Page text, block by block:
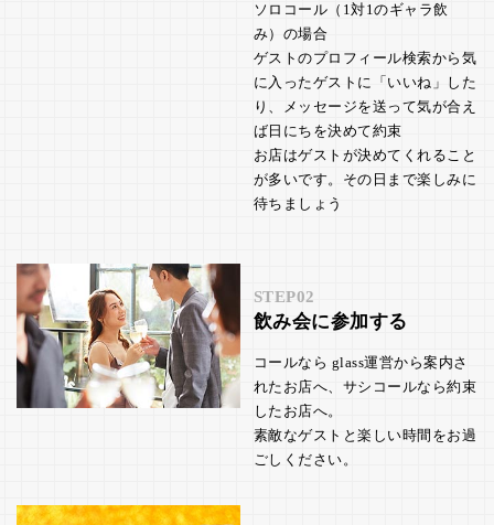
ソロコール（1対1のギャラ飲
み）の場合
ゲストのプロフィール検索から気
に入ったゲストに「いいね」した
り、メッセージを送って気が合え
ば日にちを決めて約束
お店はゲストが決めてくれること
が多いです。その日まで楽しみに
待ちましょう
STEP02
飲み会に参加する
コールなら glass運営から案内さ
れたお店へ、サシコールなら約束
したお店へ。
素敵なゲストと楽しい時間をお過
ごしください。